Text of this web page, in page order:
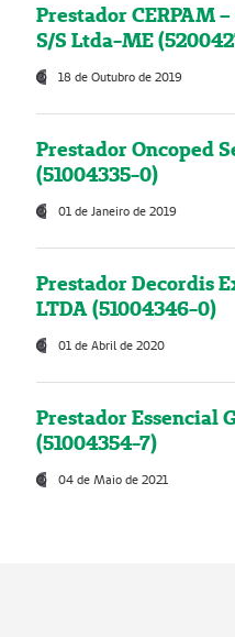
Prestador CERPAM
S/S Ltda-ME
18 de Outubro de 2019
Prestador Oncoped
(51004335-0)
01 de Janeiro de 2019
Prestador Decordis
LTDA (51004346-0)
01 de Abril de 2020
Prestador Essencial
(51004354-7)
04 de Maio de 2021